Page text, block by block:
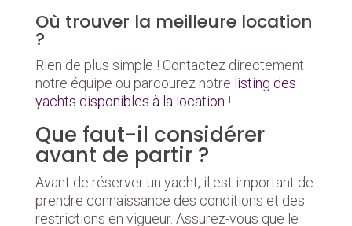
Où trouver la meilleure location
?
Rien de plus simple ! Contactez directement
notre équipe ou parcourez notre listing des
yachts disponibles à la location !
Que faut-il considérer
avant de partir ?
Avant de réserver un yacht, il est important de
prendre connaissance des conditions et des
restrictions en vigueur. Assurez-vous que le